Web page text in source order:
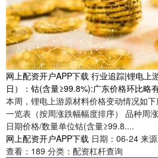
网上配资开户APP下载 行业追踪|锂电上
日）：钴(含量≥99.8%):广东价格环比略
本周，锂电上游原材料价格变动情况如
一览表（按周涨跌幅幅度排序） 品种周
日期价格/数量单位钴(含量≥99.8....
网上配资开户APP下载 日期：06-24 来
查看： 189 分类： 配资杠杆查询